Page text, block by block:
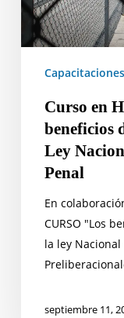
libertad
la
Ejecución
Penal
Capacitaciones
Curso en
beneficios
Ley
Penal
En
CURSO "Los
la ley Nacional
septiembre 11,